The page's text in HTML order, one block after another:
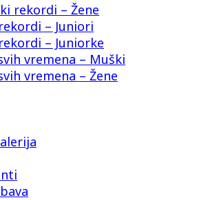
rekordi – Žene
– Juniori
– Juniorke
vremena – Muški
vremena – Žene